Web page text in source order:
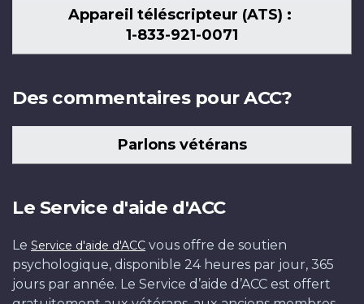
Appareil téléscripteur (ATS) :
1-833-921-0071
Des commentaires pour ACC?
Parlons vétérans
Le Service d'aide d'ACC
Le Service d'aide d'ACC vous offre de soutien
psychologique, disponible 24 heures par jour, 365
jours par année. Le Service d’aide d’ACC est offert